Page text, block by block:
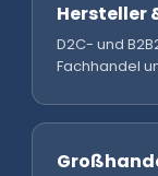
Hersteller
D2C- und
Fachhandel